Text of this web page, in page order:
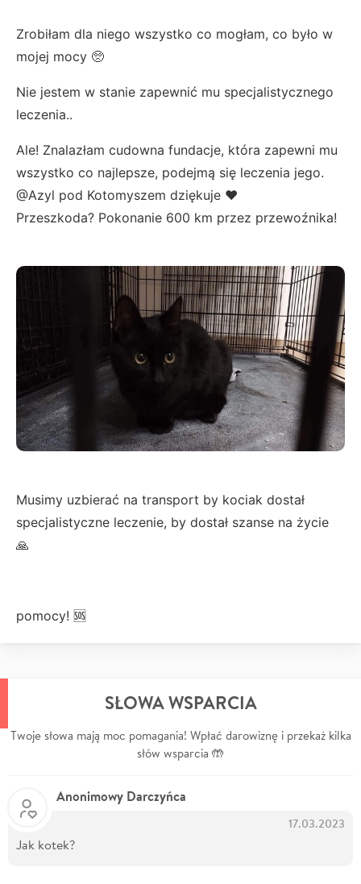
Zrobiłam dla niego wszystko co mogłam, co było w
mojej mocy 🥺
Nie jestem w stanie zapewnić mu specjalistycznego
leczenia..
Ale! Znalazłam cudowna fundacje, która zapewni mu
wszystko co najlepsze, podejmą się leczenia jego.
@Azyl pod Kotomyszem dziękuje ❤️
Przeszkoda? Pokonanie 600 km przez przewoźnika!
Musimy uzbierać na transport by kociak dostał
specjalistyczne leczenie, by dostał szanse na życie
🙏
pomocy! 🆘
SŁOWA WSPARCIA
Twoje słowa mają moc pomagania! Wpłać darowiznę i przekaż kilka
słów wsparcia 🤲
Anonimowy Darczyńca
17.03.2023
Jak kotek?